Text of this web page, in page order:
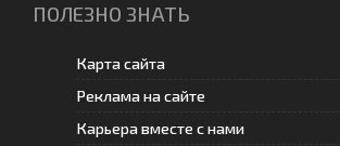
ПОЛЕЗНО ЗНАТЬ
Карта сайта
Реклама на сайте
Карьера вместе с нами